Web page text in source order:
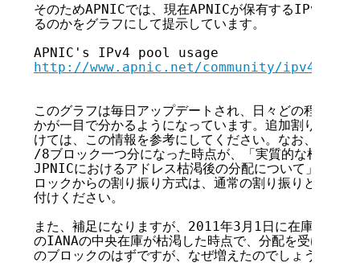
そのためAPNICでは、現在APNICが保有するIPv4アド
るのかをグラフにして提示しています。
http://www.apnic.net/community/ipv4-
このグラフは毎日アップデートされ、日々どの程度の
かが一目で分かるようになっています。追加割り振り
けては、この情報を参考にしてください。なお、
/8ブロック一つ分になった時点が、「実質的な枯渇」
JPNICにおけるアドレス枯渇後の分配について」を参
ロックからの割り振り方式は、通常の割り振りとは異
付けください。
また、補足になりますが、2011年3月1日に在庫が増
のIANAの中央在庫が枯渇した時点で、分配を受けた一
のブロックのはずですが、なぜ増えたのでしょうか？